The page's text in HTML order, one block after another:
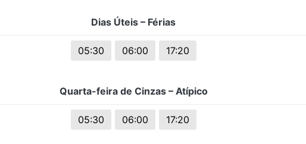
Dias Úteis – Férias
05:30 06:00 17:20
Quarta-feira de Cinzas – Atípico
05:30 06:00 17:20